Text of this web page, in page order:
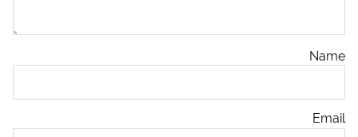
Name
Email